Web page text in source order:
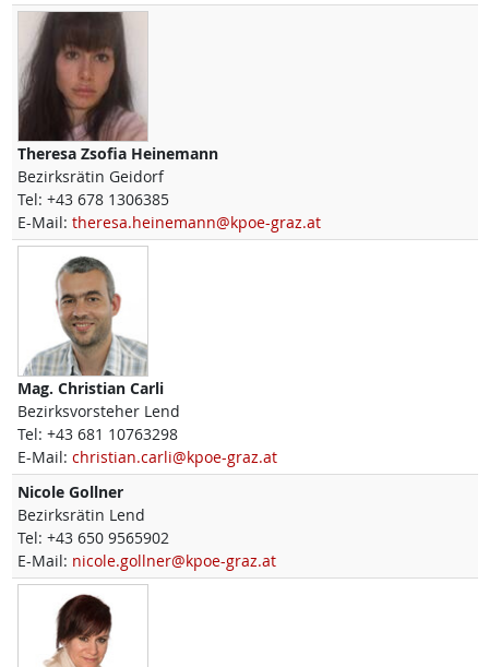
Theresa Zsofia Heinemann
Bezirksrätin Geidorf
Tel: +43 678 1306385
E-Mail: theresa.heinemann@kpoe-graz.at
Mag. Christian Carli
Bezirksvorsteher Lend
Tel: +43 681 10763298
E-Mail: christian.carli@kpoe-graz.at
Nicole Gollner
Bezirksrätin Lend
Tel: +43 650 9565902
E-Mail: nicole.gollner@kpoe-graz.at